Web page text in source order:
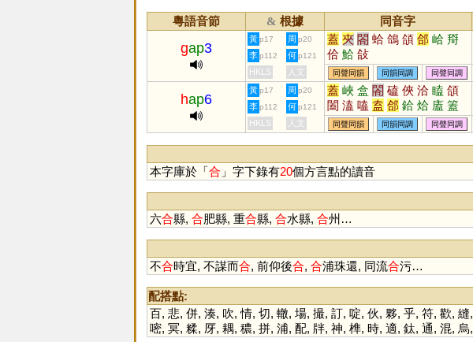
粵語音節 & 根據 同音字
gap3
黃 p17 周 p20 蓋 夾 閤 蛤 鴿 頜 郃 峆 搿
佮 鮯 敆
李 p112 何 p121
HKLS 人文 同聲同韻 同韻同調 同聲同調
hap6
黃 p17 周 p20 蓋 峽 盒 閤 磕 俠 洽 瞌 頜
闔 溘 嗑 盍 郃 鉿 烚 廅 篕
鑉 熆 榙 珨 姶 噈 榼 搕 欱
李 p112 何 p121
HKLS 人文 同聲同韻 同韻同調 同聲同調
本字庫於「合 」字下錄有20個方言點的讀音
六合縣, 合肥縣, 重合縣, 合水縣, 合州…
不合時宜, 不謀而合, 前仰後合, 合浦珠還, 同流合污…
配搭點:
百, 悲, 併, 湊, 吹,情, 切, 轍, 場, 撮, 訂, 啶, 伙, 夥, 乎, 符, 歡, 縫,
嘧, 冥, 糅, 厊, 耦, 穠, 拼, 浦, 配, 牉, 神, 榫, 時, 適, 鈦, 通, 混, 烏,